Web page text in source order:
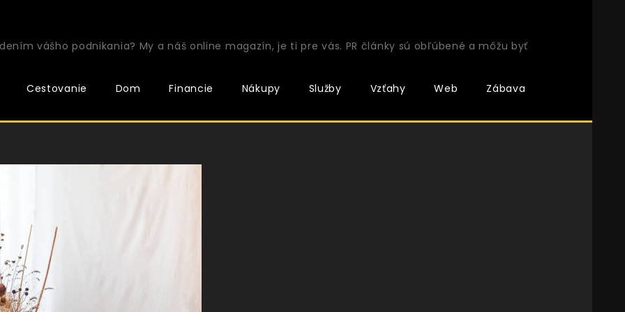
vášho podnikania? My a náš online magazín, je ti pre vás. PR články sú obľúbené a môžu byť
Cestovanie
Dom Financie Nákupy Služby Vzťahy Web Zábava